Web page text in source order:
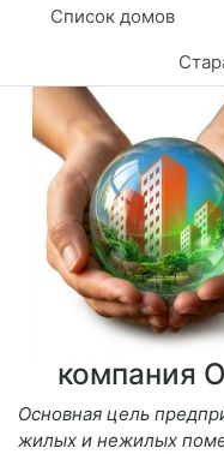
Список домов
компания
Основная цель
жилых и нежилых